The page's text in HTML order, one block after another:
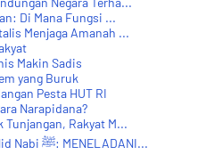
Di Mana Fungsi ...
Menjaga Amanah ...
Makin Sadis
yang Buruk
Pesta HUT RI
Narapidana?
Tunjangan, Rakyat M...
KHUTBAH JUM'AT : Hikmah Maulid Nabi ﷺ: MENELADANI...